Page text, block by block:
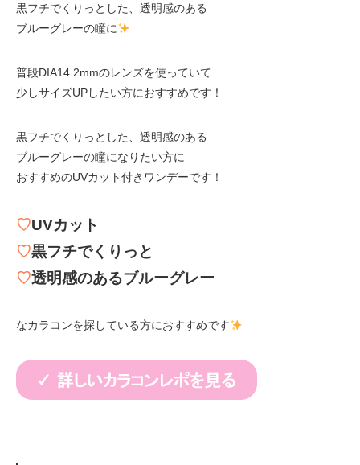
黒フチでくりっとした、透明感のある
ブルーグレーの瞳に
普段DIA14.2mmのレンズを使っていて
少しサイズUPしたい方におすすめです！
黒フチでくりっとした、透明感のある
ブルーグレーの瞳になりたい方に
おすすめのUVカット付きワンデーです！
♡UVカット
♡黒フチでくりっと
♡透明感のあるブルーグレー
なカラコンを探している方におすすめです